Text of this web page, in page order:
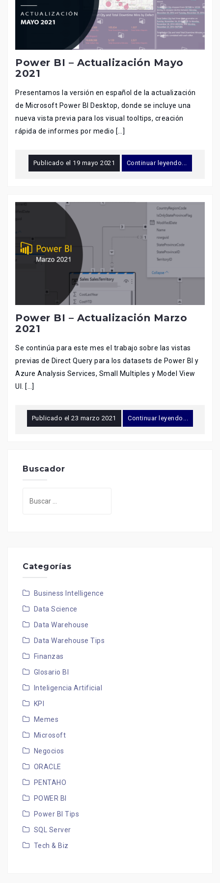
Power BI – Actualización Mayo
2021
Presentamos la versión en español de la actualización
de Microsoft Power BI Desktop, donde se incluye una
nueva vista previa para los visual tooltips, creación
rápida de informes por medio […]
Publicado el 19 mayo 2021 Continuar leyendo...
Power BI – Actualización Marzo
2021
Se continúa para este mes el trabajo sobre las vistas
previas de Direct Query para los datasets de Power BI y
Azure Analysis Services, Small Multiples y Model View
UI. […]
Publicado el23 marzo 2021 Continuar leyendo...
Buscador
Categorías
Business Intelligence
Data Science
Data Warehouse
Data Warehouse Tips
Finanzas
Glosario BI
Inteligencia Artificial
KPI
Memes
Microsoft
Negocios
ORACLE
PENTAHO
POWER BI
Power BI Tips
SQL Server
Tech & Biz